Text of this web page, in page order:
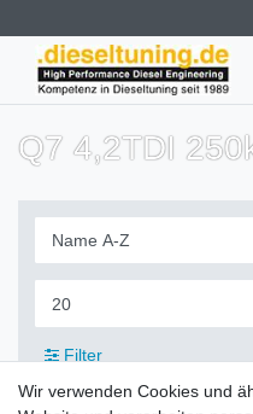
Q7 4,2TDI
Filter
Wir verwenden Cookies und